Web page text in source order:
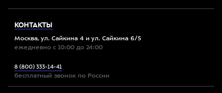
КОНТАКТЫ
Москва, ул. Сайкина 4 и ул. Сайкина 6/5
ежедневно с 10:00 до 24:00
8 (800) 333-14-41
бесплатный звонок по России